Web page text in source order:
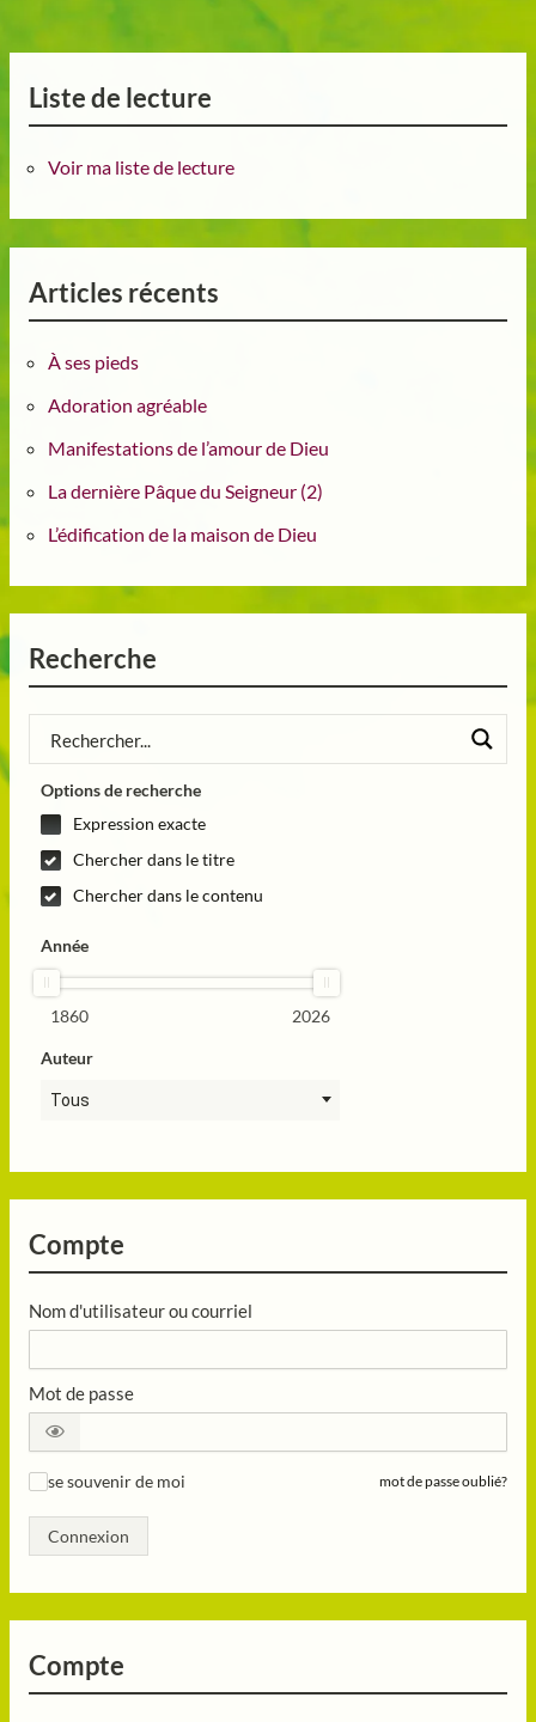
Liste de lecture
Voir ma liste de lecture
Articles récents
À ses pieds
Adoration agréable
Manifestations de l’amour de Dieu
La dernière Pâque du Seigneur (2)
L’édification de la maison de Dieu
Recherche
Options de recherche
Expression exacte
Chercher dans le titre
Chercher dans le contenu
Année
1860 2026
Auteur
Tous
Compte
Nom d'utilisateur ou courriel
Mot de passe
se souvenir de moi mot de passe oublié?
Connexion
Compte